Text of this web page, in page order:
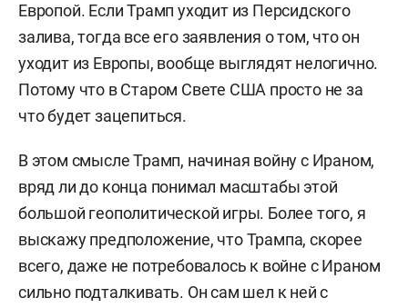
Европой. Если Трамп уходит из Персидского
залива, тогда все его заявления о том, что он
уходит из Европы, вообще выглядят нелогично.
Потому что в Старом Свете США просто не за
что будет зацепиться.
В этом смысле Трамп, начиная войну с Ираном,
вряд ли до конца понимал масштабы этой
большой геополитической игры. Более того, я
выскажу предположение, что Трампа, скорее
всего, даже не потребовалось к войне с Ираном
сильно подталкивать. Он сам шел к ней с